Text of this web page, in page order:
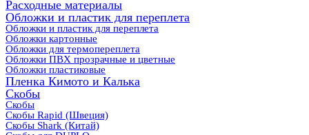
Расходные материалы
Обложки и пластик для переплета
Обложки и пластик для переплета
Обложки картонные
Обложки для термопереплета
Обложки ПВХ прозрачные и цветные
Обложки пластиковые
Пленка Кимото и Калька
Скобы
Скобы
Скобы Rapid (Швеция)
Скобы Shark (Китай)